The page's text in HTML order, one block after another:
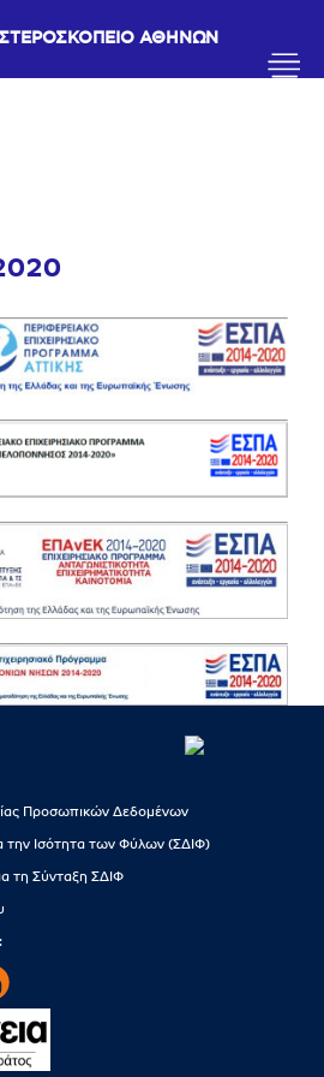
ΑΘΗΝΩΝ
Προσωπικών Δεδομένων
την Ισότητα των Φύλων (ΣΔΙΦ)
τη Σύνταξη ΣΔΙΦ